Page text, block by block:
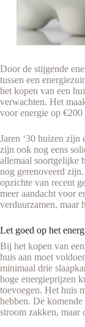
Door de stijgende
tussen een
het kopen van een
verwachten. Het
voor energie op
Jaren ‘30 huizen
zijn ook nog eens
allemaal soortgelijke
nog gerenoveerd
opzichte van recent
meer aandacht voor
verduurzamen, maar
Let goed op het
Bij het kopen van
huis aan moet
minimaal drie
hoge energieprijzen
toevoegen. Het huis
hebben. De
stroom zakken, maar